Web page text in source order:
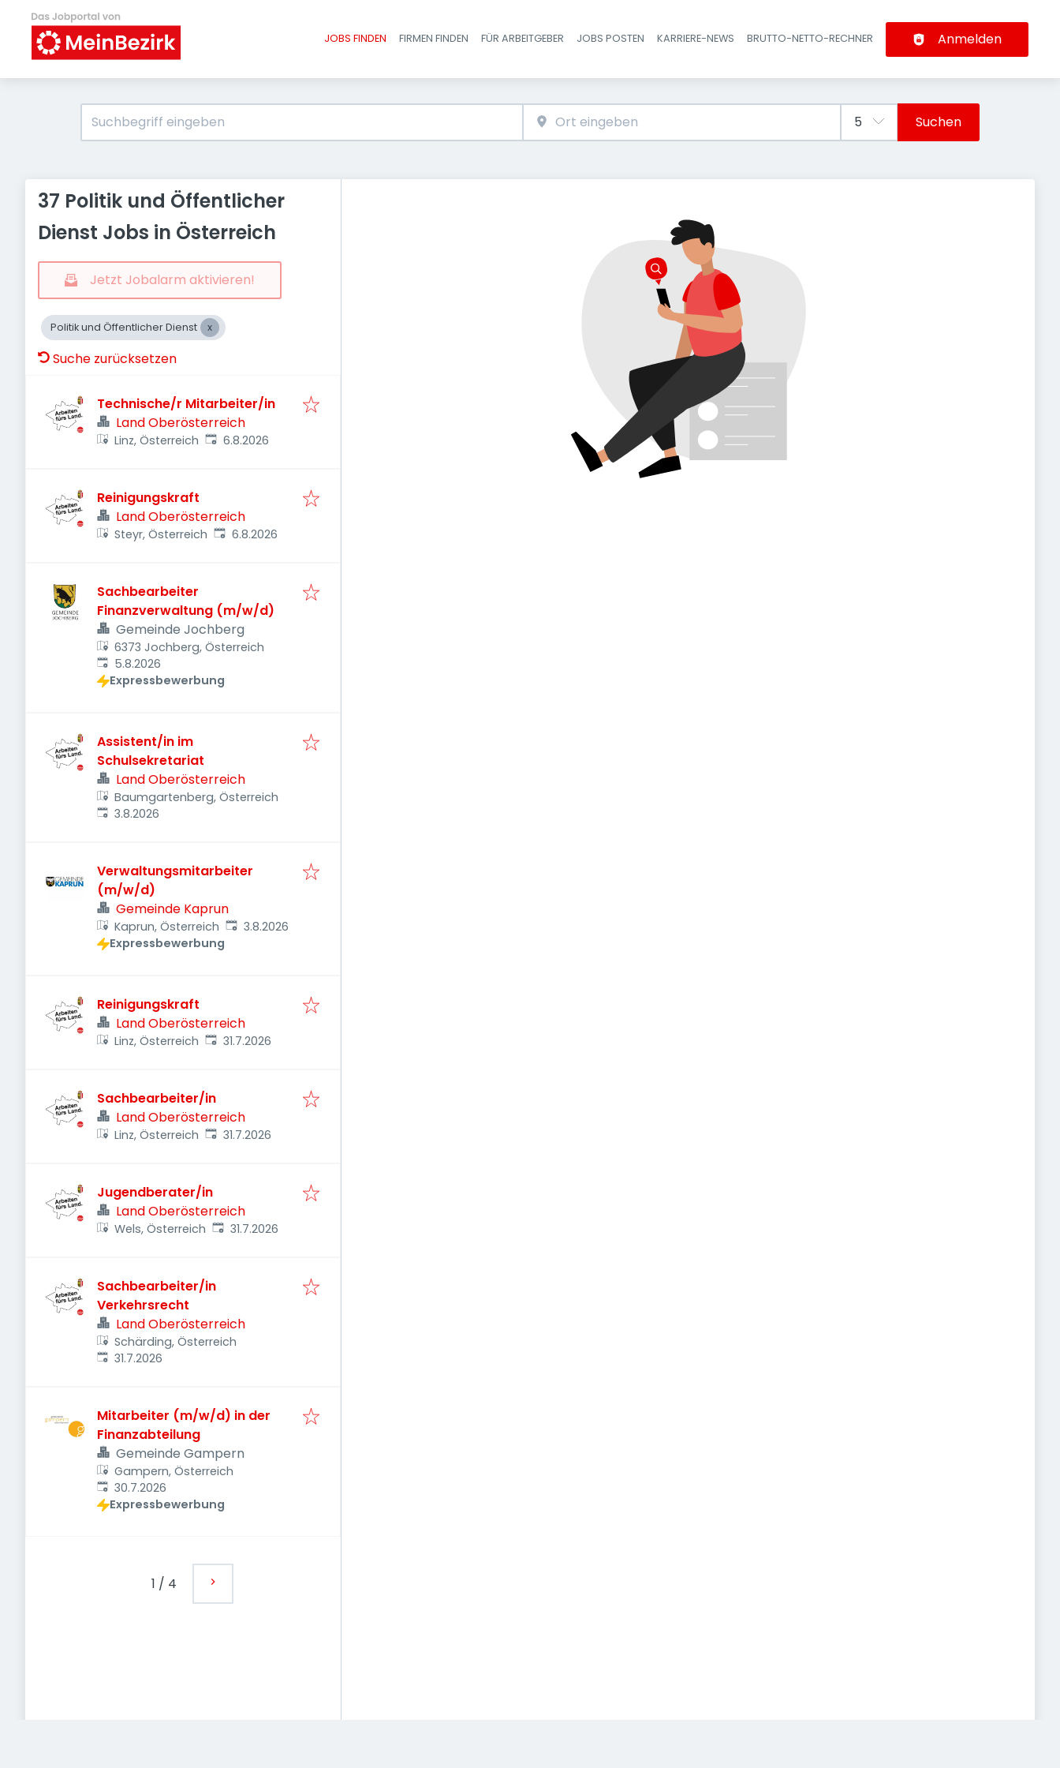
Haupt-Navigation
JOBS FINDEN FIRMEN FINDEN FÜR ARBEITGEBER JOBS POSTEN KARRIERE-NEWS BRUTTO-NETTO-RECHNER Anmelden
Suchen
37 Politik und Öffentlicher
Dienst Jobs in Österreich
Jetzt Jobalarm aktivieren!
Politik und Öffentlicher Dienst
Suche zurücksetzen
Technische/r Mitarbeiter/in
Land Oberösterreich
Linz, Österreich Veröffentlicht
6.8.2026
Reinigungskraft
Land Oberösterreich
Steyr, Österreich Veröffentlicht
6.8.2026
Sachbearbeiter
Finanzverwaltung (m/w/d)
Gemeinde Jochberg
6373 Jochberg, Österreich
Veröffentlicht
5.8.2026
Expressbewerbung
Assistent/in im
Schulsekretariat
Land Oberösterreich
Baumgartenberg, Österreich
Veröffentlicht
3.8.2026
Verwaltungsmitarbeiter
(m/w/d)
Gemeinde Kaprun
Kaprun, Österreich Veröffentlicht
3.8.2026
Expressbewerbung
Reinigungskraft
Land Oberösterreich
Linz, Österreich Veröffentlicht
31.7.2026
Sachbearbeiter/in
Land Oberösterreich
Linz, Österreich Veröffentlicht
31.7.2026
Jugendberater/in
Land Oberösterreich
Wels, Österreich Veröffentlicht
31.7.2026
Sachbearbeiter/in
Verkehrsrecht
Land Oberösterreich
Schärding, Österreich
Veröffentlicht
31.7.2026
Mitarbeiter (m/w/d) in der
Finanzabteilung
Gemeinde Gampern
Gampern, Österreich
Veröffentlicht
30.7.2026
Expressbewerbung
1 / 4